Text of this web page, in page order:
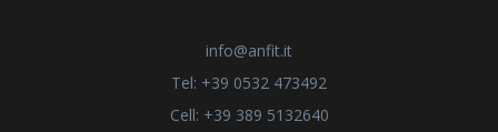
info@anfit.it
Tel: +39 0532 473492
Cell: +39 389 5132640